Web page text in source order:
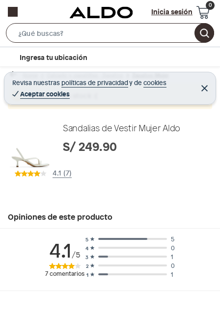
Inicia sesión
e
r
c
B
r
c
t
Ingresa tu ubicación
Revisa nuestras políticas de privacidadyde cookies
Aceptar cookies
C
e
r
Home Calzado y zapatillas - Zapatos Zapatos Mujer
Producto sin stock :(
Sandalias de Vestir Mujer Aldo
S/ 249.90
4.1 (7)
Opiniones de este producto
4.1 /5
7comentarios 1 1
2 0
3 1
4 0
5 5